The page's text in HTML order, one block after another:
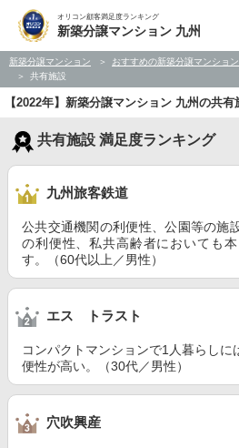
オリコン顧客満足度ランキング
新築分譲マンション 九州
新築分譲マンション おすすめの新築分譲マンショ
共有施設
【2022年】新築分譲マンション 九州の共
共有施設 満足度ランキング
九州旅客鉄道
公共交通機関の利便性、公園等の施
の利便性、私共高齢者においても
す。（60代以上／男性）
エス トラスト
コンパクトマンションで1人暮らしに
便性が高い。（30代／男性）
穴吹興産